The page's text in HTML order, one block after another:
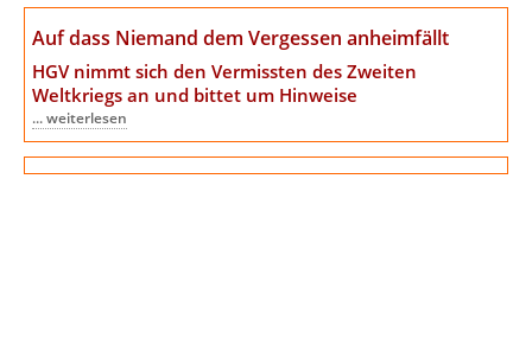
Auf dass Niemand dem Vergessen anheimfällt
HGV nimmt sich den Vermissten des Zweiten
Weltkriegs an und bittet um Hinweise
... weiterlesen